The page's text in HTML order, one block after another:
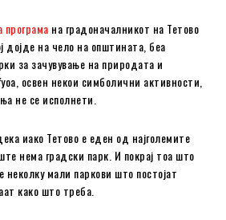
програма на градоначалникот на Тетово
дојде на чело на општината, беа
за зачувување на природата и
освен некои симболични активности,
не се исполнети.
иако Тетово е еден од најголемите
нема градски парк. И покрај тоа што
мали паркови што постојат
како што треба.